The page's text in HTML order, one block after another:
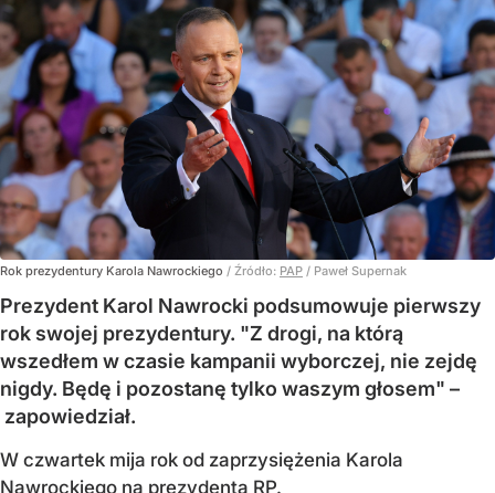
Rok prezydentury Karola Nawrockiego / Źródło: PAP / Paweł Supernak
Prezydent Karol Nawrocki podsumowuje pierwszy
rok swojej prezydentury. "Z drogi, na którą
wszedłem w czasie kampanii wyborczej, nie zejdę
nigdy. Będę i pozostanę tylko waszym głosem" –
zapowiedział.
W czwartek mija rok od zaprzysiężenia Karola
Nawrockiego na prezydenta RP.